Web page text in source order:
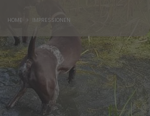
HOME IMPRESSIONEN